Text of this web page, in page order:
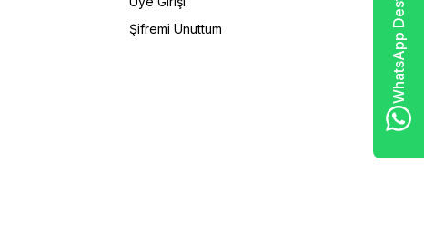
Şifremi Unuttum
WhatsApp Destek